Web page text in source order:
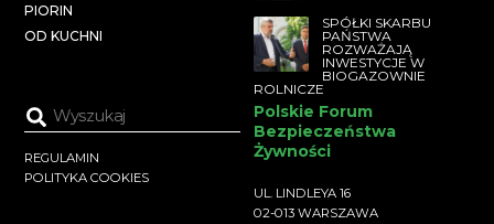
PIORIN
OD KUCHNI
SPÓŁKI SKARBU
PAŃSTWA
ROZWAŻAJĄ
INWESTYCJE W
BIOGAZOWNIE
ROLNICZE
REGULAMIN
POLITYKA COOKIES
Polskie Forum
Bezpieczeństwa
Żywności
UL. LINDLEYA 16
02-013 WARSZAWA